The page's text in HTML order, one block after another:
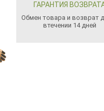
ГАРАНТИЯ
Обмен товара и возврат
втечении 14 дней